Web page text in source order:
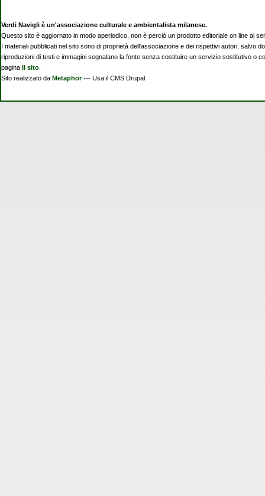
Verdi Navigli è un'associazione culturale e ambientalista milanese.
Questo sito è aggiornato in modo aperiodico, non è perciò un prodotto editoriale on line ai
I materiali pubblicati nel sito sono di proprietà dell'associazione e dei rispettivi autori,
riproduzioni di testi e immagini segnalano la fonte senza costituire un servizio sostitutivo o
pagina
Il sito.
Sito realizzato da Metaphor--- Usa il CMS Drupal